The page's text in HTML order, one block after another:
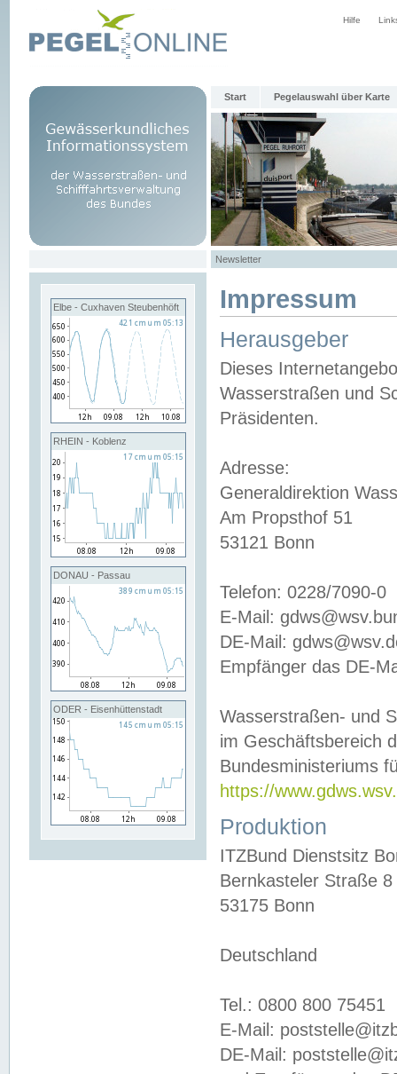
Hilfe
Start Pegelauswahl über Karte
Newsletter
Elbe - Cuxhaven Steubenhöft
RHEIN - Koblenz
DONAU - Passau
ODER - Eisenhüttenstadt
Impressum
Herausgeber
Dieses
Wasserstraßen und
Präsidenten.
Adresse:
Generaldirektion
Am Propsthof 51
53121 Bonn
Telefon: 0228/7090-0
E-Mail:
DE-Mail:
Empfänger das DE-
Wasserstraßen- und
im Geschäftsbereich
Bundesministeriums
https://
Produktion
ITZBund Dienstsitz
Bernkasteler Straße 8
53175 Bonn
Deutschland
Tel.: 0800 800 75451
E-Mail:
DE-Mail: